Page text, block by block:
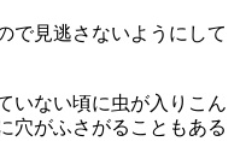
で見逃さないようにして
いない頃に虫が入りこん
穴がふさがることもある